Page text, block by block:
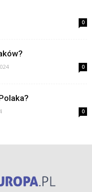
0
0
0